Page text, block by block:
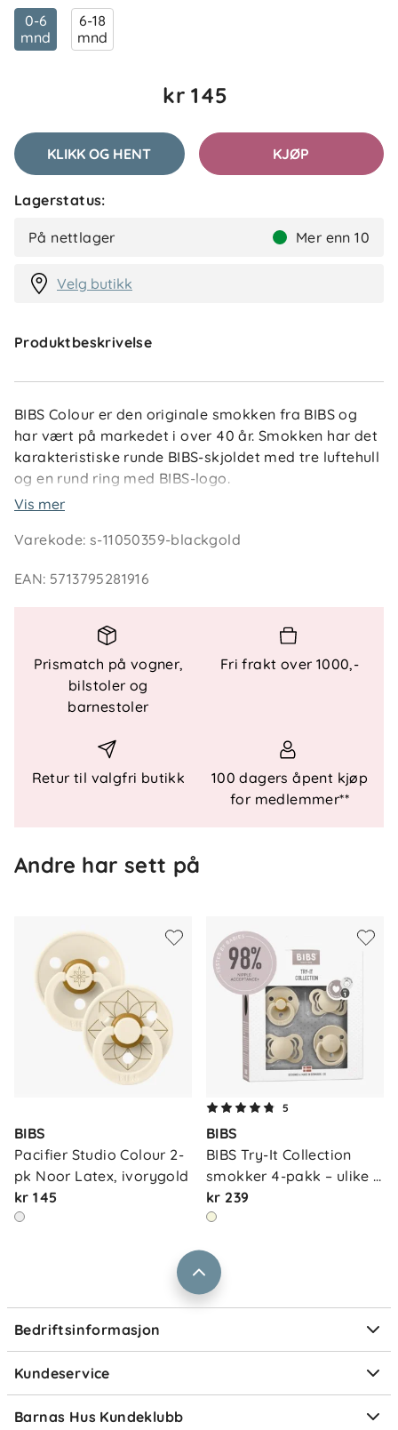
0-6
mnd
6-18
mnd
kr 145
KLIKK OG HENT KJØP
Lagerstatus:
På nettlager Mer enn 10
Velg butikk
Produktbeskrivelse
BIBS Colour er den originale smokken fra BIBS og
har vært på markedet i over 40 år. Smokken har det
karakteristiske runde BIBS-skjoldet med tre luftehull
og en rund ring med BIBS-logo.
med mønstre inspirert av striper og blomster.
oppfyller gjeldende europeiske sikkerhetskrav.
Spesielle funksjoner
- Rundt skjold med tre luftehull - Rund ring med
BIBS-inngravering
- Sugedel i naturgummilateks - Skjold i
matvaregodkjent materiale
1400+A2
Vis mer
Varekode:s-11050359-blackgold
EAN: 5713795281916
Prismatch på vogner,
bilstoler og
barnestoler
Fri frakt over 1000,-
Retur til valgfri butikk
100 dagers åpent kjøp
for medlemmer**
Andre har sett på
BIBS
Pacifier Studio Colour 2-
pk Noor Latex, ivorygold
kr 145
5
BIBS
BIBS Try-It Collection
smokker 4-pakk – ulike
f…
kr 239
Bedriftsinformasjon
Våre butikker
Vårt samfunnsansvar
Jobbe i Barnas Hus
Størrelsesguider
Kundeservice
Frakt og levering
Retur og reklamasjon
Ofte stilte spørsmål
Om Klarna
Barnas Hus Kundeklubb
Medlemsvilkår